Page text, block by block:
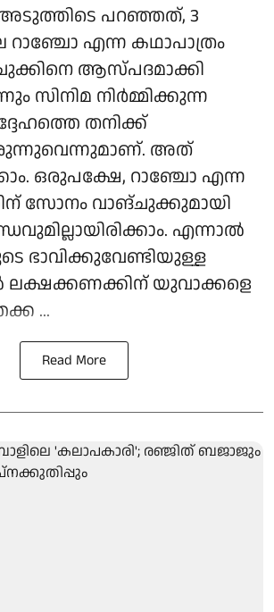
പറഞ്ഞത്, 3
റാഞ്ചോ എന്ന കഥാപാത്രം
ആസ്പദമാക്കി
സിനിമ നിർമ്മിക്കുന്ന
തനിക്ക്
അത്
ഒരുപക്ഷേ, റാഞ്ചോ എന്ന
സോനം വാങ്ചുക്കുമായി
എന്നാല്‍
ഭാവിക്കുവേണ്ടിയുള്ള
ലക്ഷക്കണക്കിന് യുവാക്കളെ
...
Read More